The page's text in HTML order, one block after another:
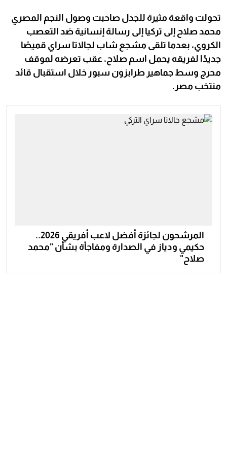
تحولت واقعة مثيرة للجدل صاحبت وصول النجم المصري
محمد صلاح إلى تركيا إلى رسالة إنسانية ضد التعصب
الكروي، بعدما تلقى مشجع شاب لجالاتا سراي قميصًا
جديدًا لفريقه يحمل اسم صلاح، عقب تعرضه لموقف
محرج وسط جماهير طرابزون سبور خلال استقبال قائد
منتخب مصر.
المرشحون لجائزة أفضل لاعب أفريقي 2026..
حكيمي ودياز في الصدارة ومفاجأة بشأن "محمد
صلاح"